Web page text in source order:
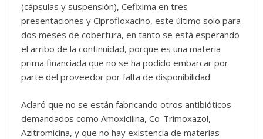
(cápsulas y suspensión), Cefixima en tres
presentaciones y Ciprofloxacino, este último solo para
dos meses de cobertura, en tanto se está esperando
el arribo de la continuidad, porque es una materia
prima financiada que no se ha podido embarcar por
parte del proveedor por falta de disponibilidad.
Aclaró que no se están fabricando otros antibióticos
demandados como Amoxicilina, Co-Trimoxazol,
Azitromicina, y que no hay existencia de materias